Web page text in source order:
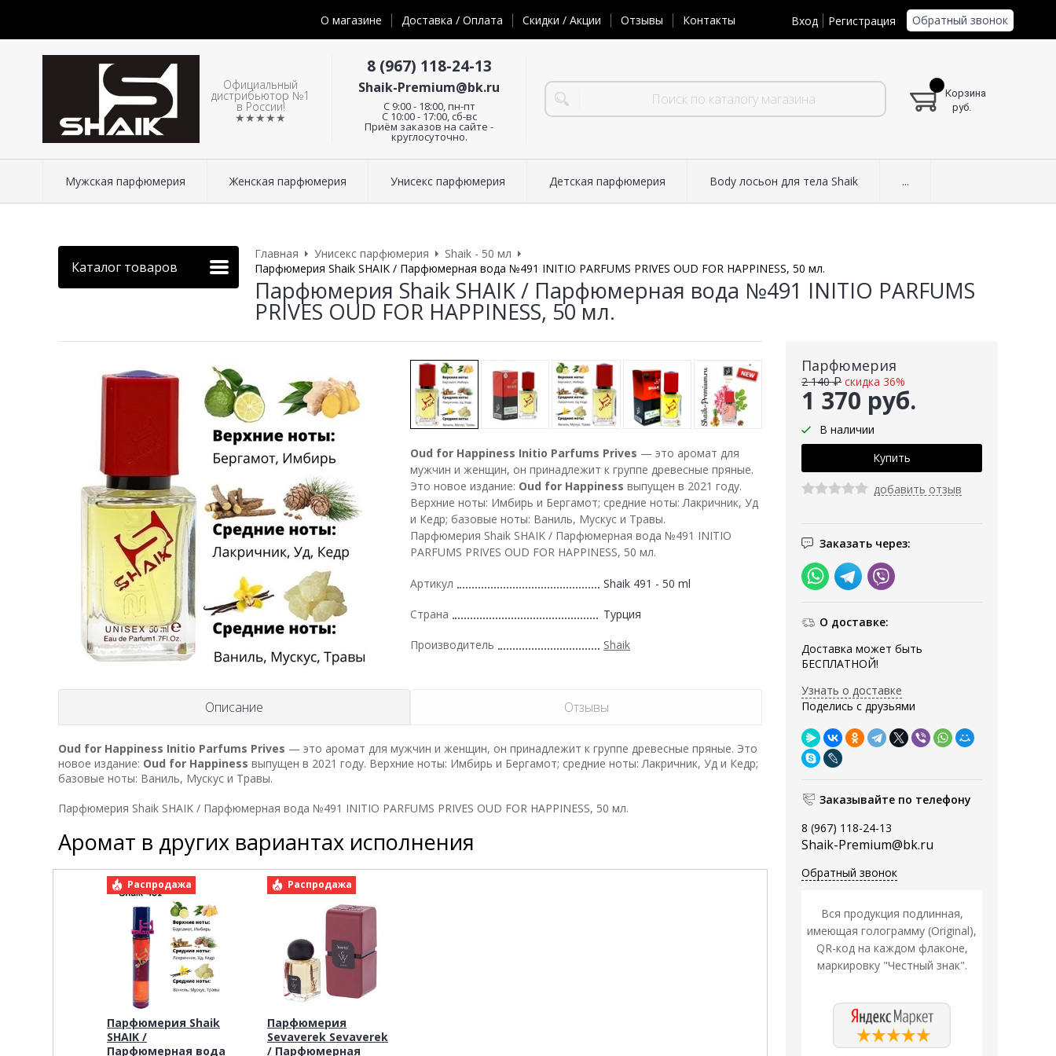
О магазине Доставка / Оплата Скидки / Акции Отзывы Контакты Вход Регистрация Обратный звонок
Официальный
дистрибьютор №1
в России!
★★★★★
8 (967) 118-24-13
Shaik-Premium@bk.ru
C 9:00 - 18:00, пн-пт
С 10:00 - 17:00, сб-вс
Приём заказов на сайте -
круглосуточно.
Корзина
руб.
Мужская парфюмерия Женская парфюмерия Унисекс парфюмерия Детская парфюмерия Body лосьон для тела Shaik ...
Каталог товаров
Главная Унисекс парфюмерия
Shaik - 50 мл
Парфюмерия Shaik SHAIK / Парфюмерная вода №491 INITIO PARFUMS PRIVES OUD FOR HAPPINESS, 50 мл.
Парфюмерия Shaik SHAIK / Парфюмерная вода №491 INITIO PARFUMS
PRIVES OUD FOR HAPPINESS, 50 мл.
Парфюмерия
1 370 руб.
2 140 ₽ скидка 36%
В наличии
добавить отзыв
Заказать через:
О доставке:
Доставка может быть
БЕСПЛАТНОЙ!
Узнать о доставке
Поделись с друзьями
Заказывайте по телефону
8 (967) 118-24-13
Shaik-Premium@bk.ru
Обратный звонок
Вся продукция подлинная,
имеющая голограмму (Original),
QR-код на каждом флаконе,
маркировку "Честный знак".
Oud for Happiness Initio Parfums Prives — это аромат для
мужчин и женщин, он принадлежит к группе древесные пряные.
Это новое издание: Oud for Happiness выпущен в 2021 году.
Верхние ноты: Имбирь и Бергамот; средние ноты: Лакричник, Уд
и Кедр; базовые ноты: Ваниль, Мускус и Травы.
Парфюмерия Shaik SHAIK / Парфюмерная вода №491 INITIO
PARFUMS PRIVES OUD FOR HAPPINESS, 50 мл.
Артикул Shaik 491 - 50 ml
Страна Турция
Производитель Shaik
Описание Отзывы
Oud for Happiness Initio Parfums Prives — это аромат для мужчин и женщин, он принадлежит к группе древесные пряные. Это
новое издание: Oud for Happiness выпущен в 2021 году. Верхние ноты: Имбирь и Бергамот; средние ноты: Лакричник, Уд и Кедр;
базовые ноты: Ваниль, Мускус и Травы.
Парфюмерия Shaik SHAIK / Парфюмерная вода №491 INITIO PARFUMS PRIVES OUD FOR HAPPINESS, 50 мл.
Аромат в других вариантах исполнения
Распродажа
Парфюмерия Shaik
SHAIK /
Парфюмерная вода
Распродажа
Парфюмерия
Sevaverek Sevaverek
/ Парфюмерная